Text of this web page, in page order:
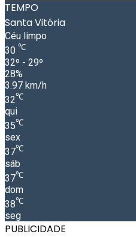
TEMPO
Santa Vitória
Céu limpo
30 ℃
32º - 29º
28%
3.97 km/h
32℃
qui
35℃
sex
37℃
sáb
37℃
dom
38℃
seg
PUBLICIDADE